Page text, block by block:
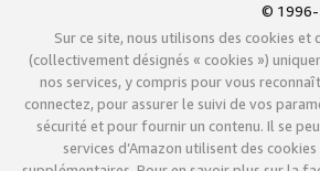
© 1996-
Sur ce site, nous utilisons des cookies et
(collectivement désignés « cookies »)
nos services, y compris pour vous
connectez, pour assurer le suivi de vos
sécurité et pour fournir un contenu. Il se
services d’Amazon utilisent des